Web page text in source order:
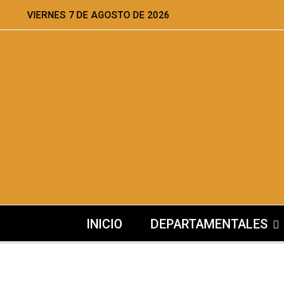
VIERNES 7 DE AGOSTO DE 2026
INICIO DEPARTAMENTALES